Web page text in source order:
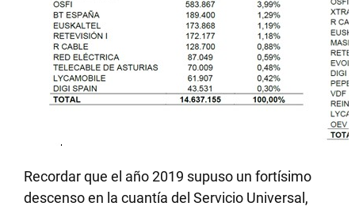
Recordar que el año 2019 supuso un fortísimo
descenso en la cuantía del Servicio Universal,